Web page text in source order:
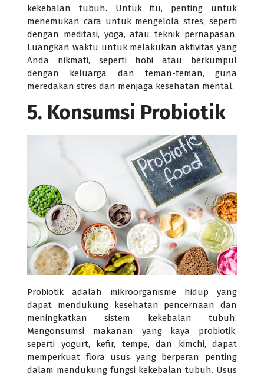
kekebalan tubuh. Untuk itu, penting untuk
menemukan cara untuk mengelola stres, seperti
dengan meditasi, yoga, atau teknik pernapasan.
Luangkan waktu untuk melakukan aktivitas yang
Anda nikmati, seperti hobi atau berkumpul
dengan keluarga dan teman-teman, guna
meredakan stres dan menjaga kesehatan mental.
5. Konsumsi Probiotik
Probiotik adalah mikroorganisme hidup yang
dapat mendukung kesehatan pencernaan dan
meningkatkan sistem kekebalan tubuh.
Mengonsumsi makanan yang kaya probiotik,
seperti yogurt, kefir, tempe, dan kimchi, dapat
memperkuat flora usus yang berperan penting
dalam mendukung fungsi kekebalan tubuh. Usus